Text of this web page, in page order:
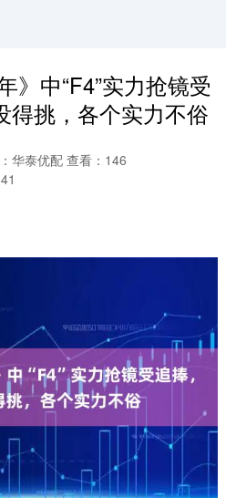
》中“F4”实力抢镜受
得挑，各个实力不俗
华泰优配查看：146